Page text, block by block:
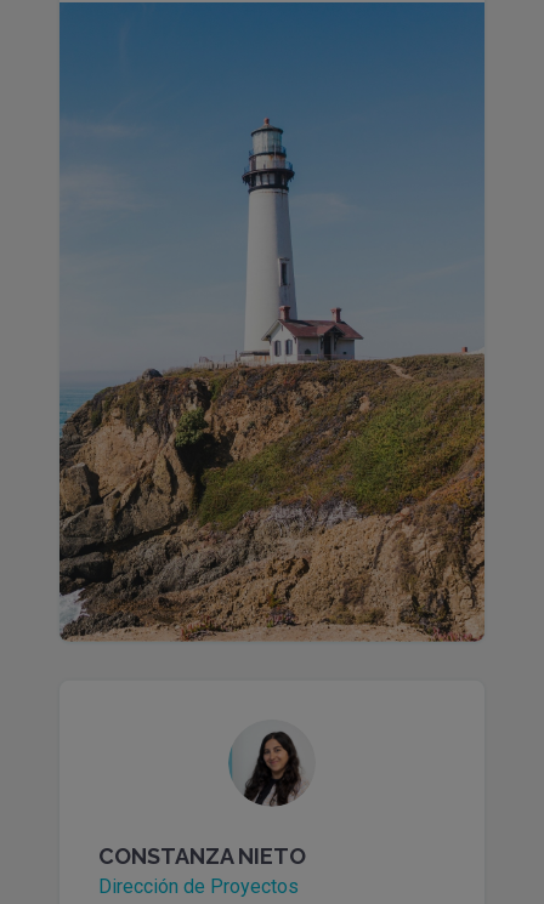
CONSTANZA NIETO
Dirección de Proyectos